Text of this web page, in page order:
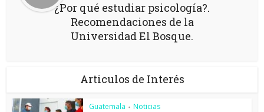
¿Por qué estudiar psicología?.
Recomendaciones de la
Universidad El Bosque.
Articulos de Interés
Guatemala • Noticias